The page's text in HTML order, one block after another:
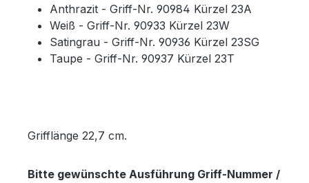
Anthrazit - Griff-Nr. 90984 Kürzel 23A
Weiß - Griff-Nr. 90933 Kürzel 23W
Satingrau - Griff-Nr. 90936 Kürzel 23SG
Taupe - Griff-Nr. 90937 Kürzel 23T
Grifflänge 22,7 cm.
Bitte gewünschte Ausführung Griff-Nummer /